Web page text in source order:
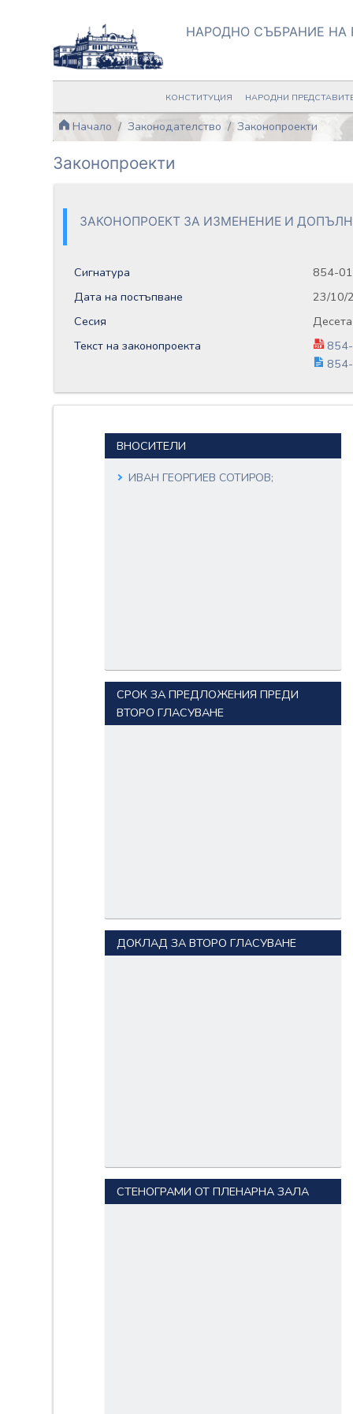
НАРОДНО СЪБРАНИЕ НА
КОНСТИТУЦИЯ НАРОДНИ
Начало Законодателство Законопроекти
Законопроекти
ЗАКОНОПРОЕКТ ЗА ИЗМЕНЕНИЕ И
Сигнатура
854-
Дата на постъпване
23/10/
Сесия
Текст на законопроекта
854-
ВНОСИТЕЛИ
ИВАН ГЕОРГИЕВ СОТИРОВ;
СРОК ЗА ПРЕДЛОЖЕНИЯ ПРЕДИ
ВТОРО ГЛАСУВАНЕ
ДОКЛАД ЗА ВТОРО ГЛАСУВАНЕ
СТЕНОГРАМИ ОТ ПЛЕНАРНА ЗАЛА